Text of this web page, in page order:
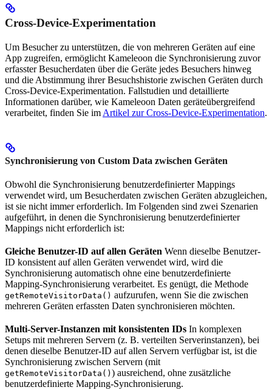
Cross-Device-Experimentation
Um Besucher zu unterstützen, die von mehreren Geräten auf eine
App zugreifen, ermöglicht Kameleoon die Synchronisierung zuvor
erfasster Besucherdaten über die Geräte jedes Besuchers hinweg
und die Abstimmung ihrer Besuchshistorie zwischen Geräten durch
Cross-Device-Experimentation. Fallstudien und detaillierte
Informationen darüber, wie Kameleoon Daten geräteübergreifend
verarbeitet, finden Sie im Artikel zur Cross-Device-Experimentation.
Synchronisierung von Custom Data zwischen Geräten
Obwohl die Synchronisierung benutzerdefinierter Mappings
verwendet wird, um Besucherdaten zwischen Geräten abzugleichen,
ist sie nicht immer erforderlich. Im Folgenden sind zwei Szenarien
aufgeführt, in denen die Synchronisierung benutzerdefinierter
Mappings nicht erforderlich ist:
Gleiche Benutzer-ID auf allen Geräten Wenn dieselbe Benutzer-
ID konsistent auf allen Geräten verwendet wird, wird die
Synchronisierung automatisch ohne eine benutzerdefinierte
Mapping-Synchronisierung verarbeitet. Es genügt, die Methode
getRemoteVisitorData() aufzurufen, wenn Sie die zwischen
mehreren Geräten erfassten Daten synchronisieren möchten.
Multi-Server-Instanzen mit konsistenten IDs In komplexen
Setups mit mehreren Servern (z. B. verteilten Serverinstanzen), bei
denen dieselbe Benutzer-ID auf allen Servern verfügbar ist, ist die
Synchronisierung zwischen Servern (mit
getRemoteVisitorData() ) ausreichend, ohne zusätzliche
benutzerdefinierte Mapping-Synchronisierung.